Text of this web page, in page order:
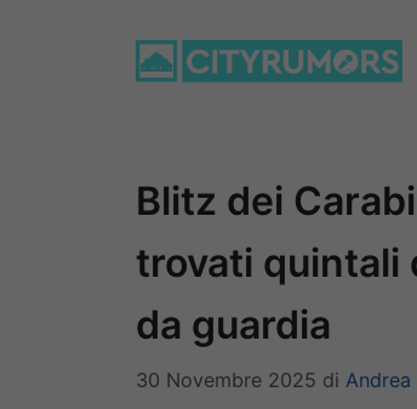
Blitz dei
trovati quintali
da guardia
30 Novembre 2025 di Andrea